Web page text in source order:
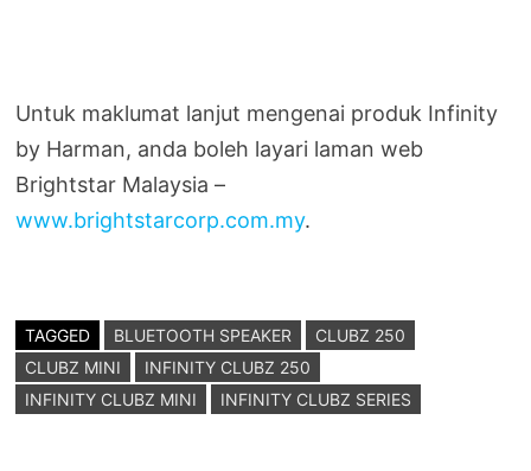
Untuk maklumat lanjut mengenai produk Infinity
by Harman, anda boleh layari laman web
Brightstar Malaysia –
www.brightstarcorp.com.my.
TAGGED BLUETOOTH SPEAKER
CLUBZ 250
CLUBZ MINI
INFINITY CLUBZ 250
INFINITY CLUBZ MINI
INFINITY CLUBZ SERIES